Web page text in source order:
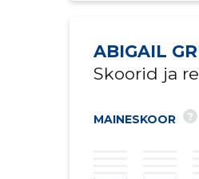
ABIGAIL
Skoorid ja
MAINESKOOR ?